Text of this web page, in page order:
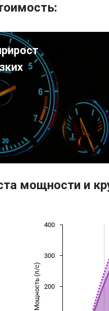
мощности и
Мощность (л/с) 200
300
400